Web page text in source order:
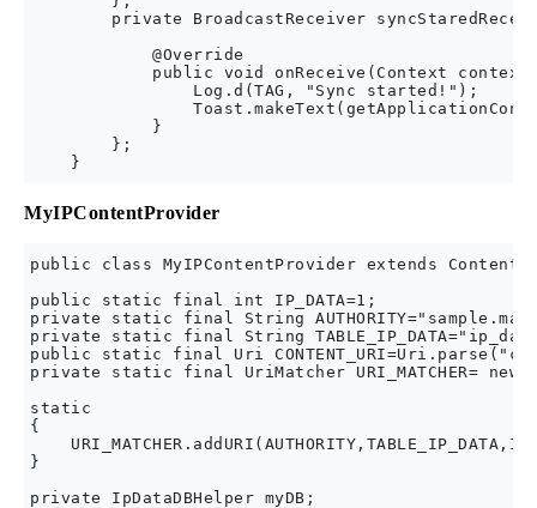
private BroadcastReceiver
            @Override
public void onReceive(Context
                Log.d(TAG, "Sync started!");
            }
        };
MyIPContentProvider
public class MyIPContentProvider extends
public static final int IP_DATA=1;
private static final String
private static final String
public static final Uri
private static final UriMatcher URI_MATCHER= new
static
{
}
private IpDataDBHelper myDB;